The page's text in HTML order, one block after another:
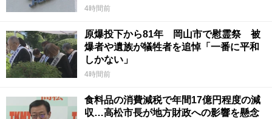
4時間前
原爆投下から81年 岡山市で慰霊祭 被
爆者や遺族が犠牲者を追悼「一番に平和
しかない」
4時間前
食料品の消費減税で年間17億円程度の減
収…高松市長が地方財政への影響を懸念